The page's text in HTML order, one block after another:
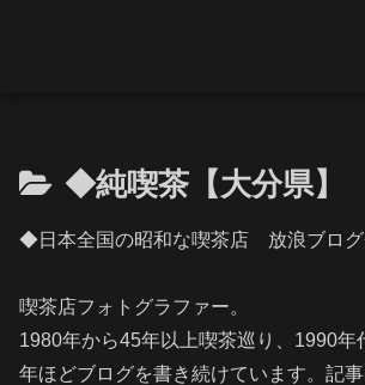
◆純喫茶【大分県】
◆日本全国の昭和な喫茶店 放浪ブロ
喫茶店フォトグラファー。
1980年から45年以上喫茶巡り、1990年
年ほどブログを書き続けています。記